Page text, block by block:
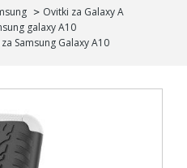
Ovitki za Galaxy A
galaxy A10
Samsung Galaxy A10